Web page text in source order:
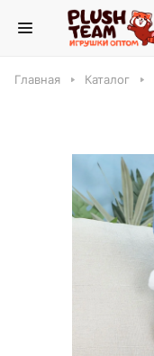
Главная Каталог